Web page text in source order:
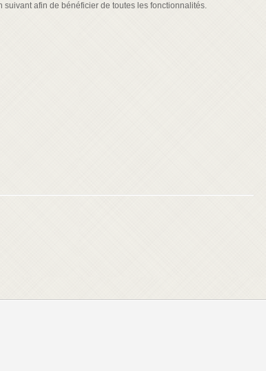
afin de bénéficier de toutes les fonctionnalités.